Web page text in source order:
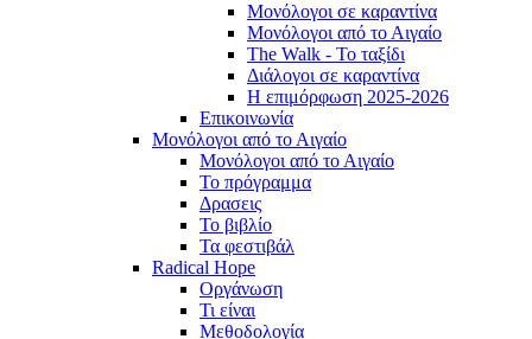
Μονόλογοι σε καραντίνα
Μονόλογοι από το Αιγαίο
The Walk - Το ταξίδι
Διάλογοι σε καραντίνα
Η επιμόρφωση 2025-2026
Επικοινωνία
Μονόλογοι από το Αιγαίο
Μονόλογοι από το Αιγαίο
Το πρόγραμμα
Δρασεις
Το βιβλίο
Τα φεστιβάλ
Radical Hope
Οργάνωση
Τι είναι
Μεθοδολογία